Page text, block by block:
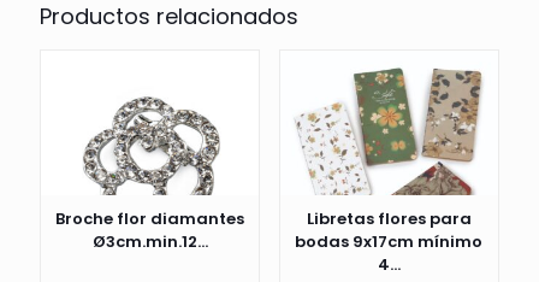
Productos relacionados
Broche flor diamantes
Ø3cm.min.12...
Libretas flores para
bodas 9x17cm mínimo
4...